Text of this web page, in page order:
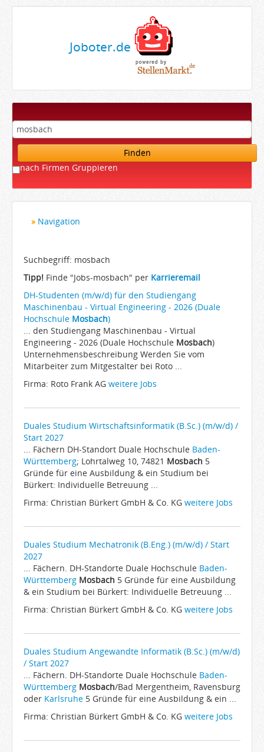
Joboter.de
Finden
nach Firmen Gruppieren
Navigation
Bewerber
Arbeitgeber
Firmen von A-Z
Karrieremail
JobWiki
Berufe
Städte
Karriere
Suchbegriff: mosbach
Tipp! Finde "Jobs-mosbach" per Karrieremail
DH-Studenten (m/w/d) für den Studiengang
Maschinenbau - Virtual Engineering - 2026 (Duale
Hochschule Mosbach)
... den Studiengang Maschinenbau - Virtual
Engineering - 2026 (Duale Hochschule Mosbach)
Unternehmensbeschreibung Werden Sie vom
Mitarbeiter zum Mitgestalter bei Roto ...
Firma: Roto Frank AG weitere Jobs
Duales Studium Wirtschaftsinformatik (B.Sc.) (m/w/d) /
Start 2027
... Fächern DH-Standort Duale Hochschule Baden-
Württemberg; Lohrtalweg 10, 74821 Mosbach 5
Gründe für eine Ausbildung & ein Studium bei
Bürkert: Individuelle Betreuung ...
Firma: Christian Bürkert GmbH & Co. KG weitere Jobs
Duales Studium Mechatronik (B.Eng.) (m/w/d) / Start
2027
... Fächern. DH-Standorte Duale Hochschule Baden-
Württemberg Mosbach 5 Gründe für eine Ausbildung
& ein Studium bei Bürkert: Individuelle Betreuung ...
Firma: Christian Bürkert GmbH & Co. KG weitere Jobs
Duales Studium Angewandte Informatik (B.Sc.) (m/w/d)
/ Start 2027
... Fächern. DH-Standorte Duale Hochschule Baden-
Württemberg Mosbach/Bad Mergentheim, Ravensburg
oder Karlsruhe 5 Gründe für eine Ausbildung & ein ...
Firma: Christian Bürkert GmbH & Co. KG weitere Jobs